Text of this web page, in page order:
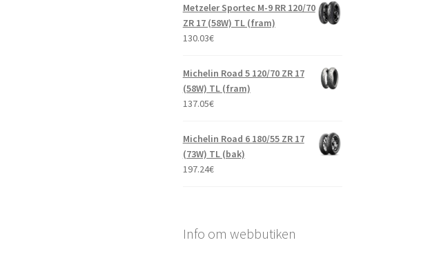
Metzeler Sportec M-9 RR 120/70
ZR 17 (58W) TL (fram)
130.03€
Michelin Road 5 120/70 ZR 17
(58W) TL (fram)
137.05€
Michelin Road 6 180/55 ZR 17
(73W) TL (bak)
197.24€
Info om webbutiken